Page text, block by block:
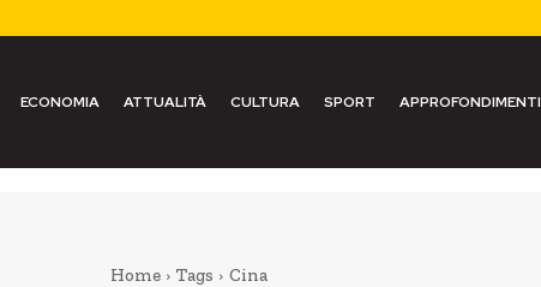
ECONOMIA ATTUALITÀ CULTURA SPORT APPROFONDIMENTI
Home Tags Cina